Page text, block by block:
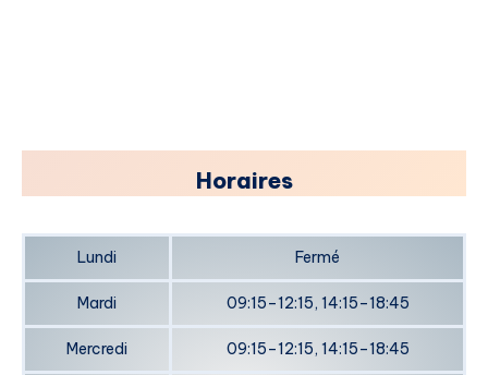
​Horaires
Lundi Fermé
Mardi 09:15–12:15, 14:15–18:45
Mercredi 09:15–12:15, 14:15–18:45